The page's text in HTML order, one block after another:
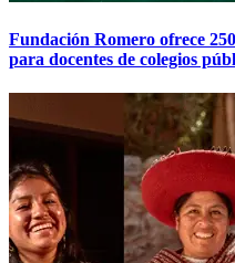
Fundación Romero ofrece
para docentes de colegios